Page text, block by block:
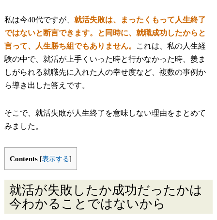
私は今40代ですが、 就活失敗は、まったくもって人生終了
ではないと断言できます。と同時に、就職成功したからと
言って、人生勝ち組でもありません。
これは、私の人生経
験の中で、就活が上手くいった時と行かなかった時、羨ま
しがられる就職先に入れた人の幸せ度など、複数の事例か
ら導き出した答えです。
そこで、就活失敗が人生終了を意味しない理由をまとめて
みました。
Contents [表示する]
就活が失敗したか成功だったかは
今わかることではないから